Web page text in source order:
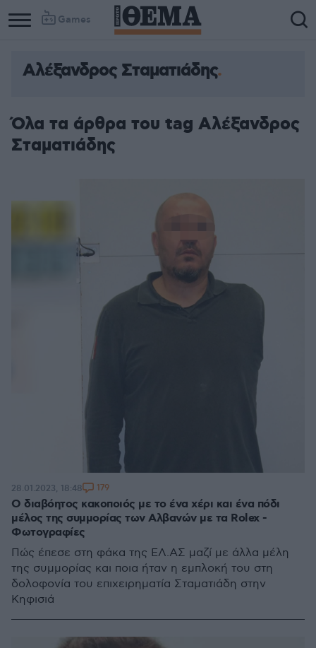
Games
Αλέξανδρος Σταματιάδης
Όλα τα άρθρα του tag Αλέξανδρος
Σταματιάδης
Ο διαβόητος κακοποιός με το ένα χέρι και ένα πόδι
μέλος της συμμορίας των Αλβανών με τα Rolex -
Φωτογραφίες
Πώς έπεσε στη φάκα της ΕΛ.ΑΣ μαζί με άλλα μέλη
της συμμορίας και ποια ήταν η εμπλοκή του στη
δολοφονία του επιχειρηματία Σταματιάδη στην
Κηφισιά
28.01.2023, 18:48 179